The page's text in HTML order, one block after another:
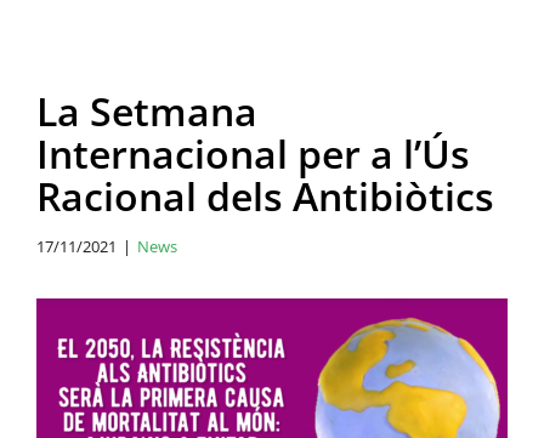
La Setmana
Internacional per a l’Ús
Racional dels Antibiòtics
17/11/2021 | News
Larger